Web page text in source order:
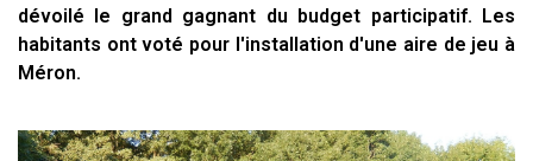
dévoilé le grand gagnant du budget participatif. Les
habitants ont voté pour l'installation d'une aire de jeu à
Méron.